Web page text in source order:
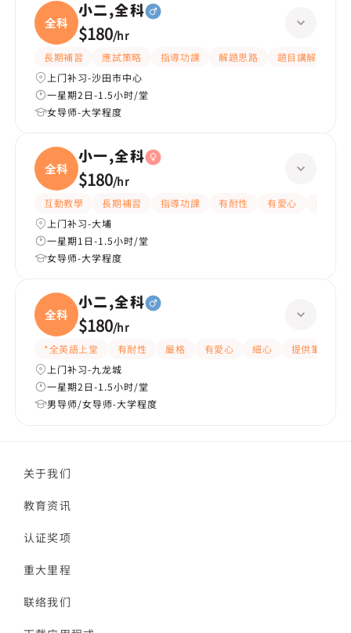
全科
小二,全科
$180/hr
長期補習 應試策略 指導功課 解題思路 題目講解
上门补习-沙田市中心
一星期2日-1.5小时/堂
女导师-大学程度
全科
小一,全科
$180/hr
互動教學 長期補習 指導功課 有耐性 有愛心
提供練
上门补习-大埔
一星期1日-1.5小时/堂
女导师-大学程度
全科
小二,全科
$180/hr
*全英語上堂 有耐性 嚴格 有愛心 細心 提供筆記
上门补习-九龙城
一星期2日-1.5小时/堂
男导师/女导师-大学程度
关于我们
教育资讯
认证奖项
重大里程
联络我们